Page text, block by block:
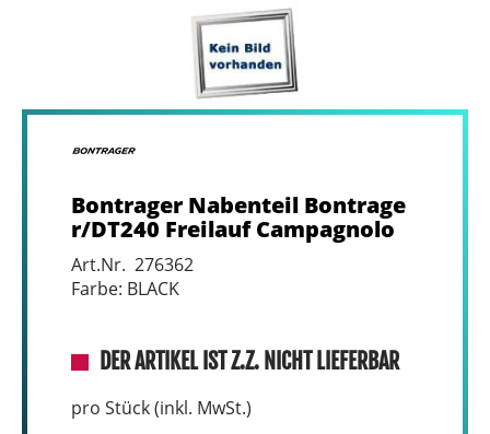
Bontrager Nabenteil Bontrage
r/DT240 Freilauf Campagnolo
Art.Nr. 276362
Farbe: BLACK
DER ARTIKEL IST Z.Z. NICHT LIEFERBAR
pro Stück (inkl. MwSt.)